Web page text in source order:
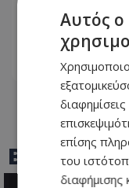
νοσοκομείο
06.08.2026 - 21:08
BEST OF
Αυτός ο
επίσης
του
διαφήμισης